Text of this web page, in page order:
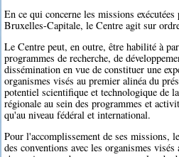
En ce qui concerne les missions
Bruxelles-Capitale, le Centre agit sur
Le Centre peut, en outre, être habilité à
programmes de recherche, de
dissémination en vue de constituer une
organismes visés au premier alinéa du
potentiel scientifique et technologique de
régionale au sein des programmes et
qu'au niveau fédéral et international.
Pour l'accomplissement de ses missions,
des conventions avec les organismes